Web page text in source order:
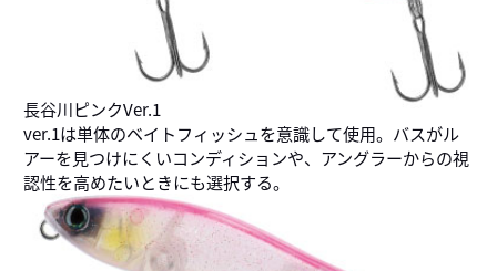
長谷川ピンクVer.1
ver.1は単体のベイトフィッシュを意識して使用。バスがル
アーを見つけにくいコンディションや、アングラーからの視
認性を高めたいときにも選択する。